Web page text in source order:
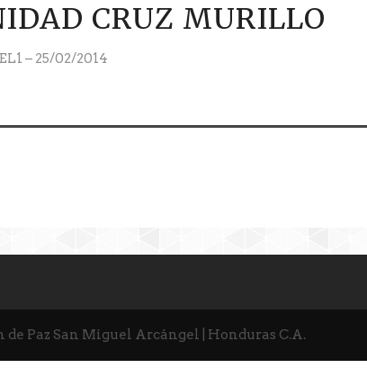
CRUZ MURILLO
– 25/02/2014
de Paz San Miguel Arcángel | Honduras C.A.